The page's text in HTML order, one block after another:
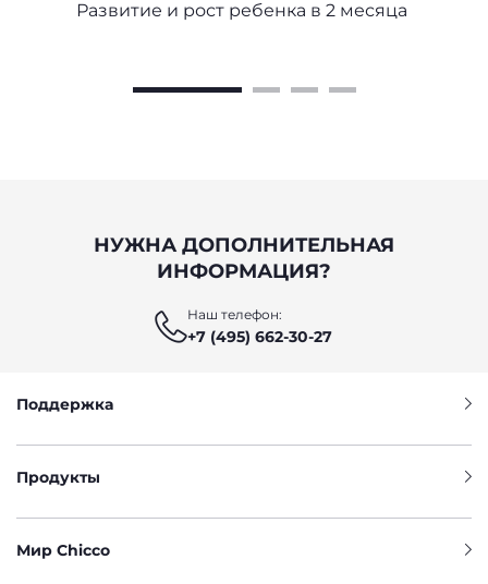
Развитие и рост ребенка в 2 месяца
НУЖНА ДОПОЛНИТЕЛЬНАЯ
ИНФОРМАЦИЯ?
Наш телефон:
+7 (495) 662-30-27
Поддержка
Продукты
Мир Chicco